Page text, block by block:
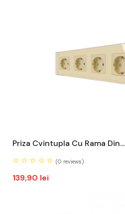
Priza Cvintupla Cu Rama Din...
(0 reviews)
Pret
139,90 lei